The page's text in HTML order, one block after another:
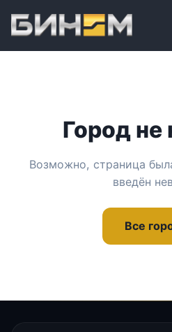
Город не
Возможно, страница
введён
Все